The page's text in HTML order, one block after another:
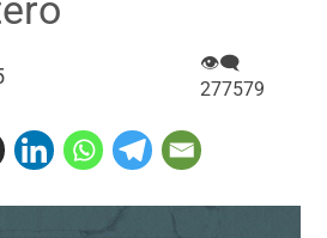
👁‍🗨
277579